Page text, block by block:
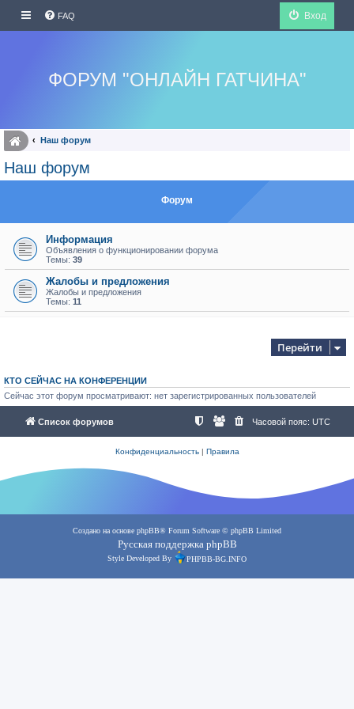
FAQ Вход
ФОРУМ "ОНЛАЙН ГАТЧИНА"
Наш форум
Наш форум
Форум
Информация
Объявления о функционировании форума
Темы: 39
Жалобы и предложения
Жалобы и предложения
Темы: 11
Перейти
КТО СЕЙЧАС НА КОНФЕРЕНЦИИ
Сейчас этот форум просматривают: нет зарегистрированных пользователей
Список форумов Часовой пояс: UTC
Конфиденциальность| Правила
Создано на основе phpBB® Forum Software © phpBB Limited
Русская поддержка phpBB
Style Developed By PHPBB-BG.INFO